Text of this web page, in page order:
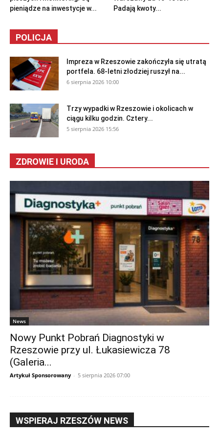
pieniądze na inwestycje w...
Padają kwoty...
POLICJA
Impreza w Rzeszowie zakończyła się utratą
portfela. 68-letni złodziej ruszył na...
6 sierpnia 2026 10:00
Trzy wypadki w Rzeszowie i okolicach w
ciągu kilku godzin. Cztery...
5 sierpnia 2026 15:56
ZDROWIE I URODA
News
Nowy Punkt Pobrań Diagnostyki w
Rzeszowie przy ul. Łukasiewicza 78
(Galeria...
Artykuł Sponsorowany - 5 sierpnia 2026 07:00
WSPIERAJ RZESZÓW NEWS